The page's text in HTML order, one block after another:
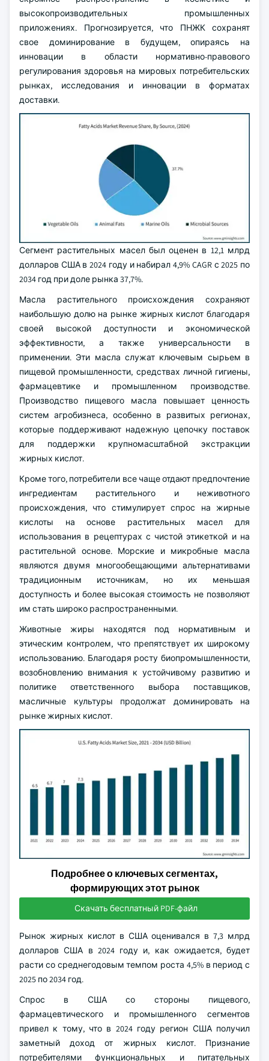
высокопроизводительных промышленных
приложениях. Прогнозируется, что ПНЖК сохранят
свое доминирование в будущем, опираясь на
инновации в области нормативно-правового
регулирования здоровья на мировых потребительских
рынках, исследования и инновации в форматах
доставки.
Сегмент растительных масел был оценен в 12,1 млрд
долларов США в 2024 году и набирал 4,9% CAGR с 2025 по
2034 год при доле рынка 37,7%.
Масла растительного происхождения сохраняют
наибольшую долю на рынке жирных кислот благодаря
своей высокой доступности и экономической
эффективности, а также универсальности в
применении. Эти масла служат ключевым сырьем в
пищевой промышленности, средствах личной гигиены,
фармацевтике и промышленном производстве.
Производство пищевого масла повышает ценность
систем агробизнеса, особенно в развитых регионах,
которые поддерживают надежную цепочку поставок
для поддержки крупномасштабной экстракции
жирных кислот.
Кроме того, потребители все чаще отдают предпочтение
ингредиентам растительного и неживотного
происхождения, что стимулирует спрос на жирные
кислоты на основе растительных масел для
использования в рецептурах с чистой этикеткой и на
растительной основе. Морские и микробные масла
являются двумя многообещающими альтернативами
традиционным источникам, но их меньшая
доступность и более высокая стоимость не позволяют
им стать широко распространенными.
Животные жиры находятся под нормативным и
этическим контролем, что препятствует их широкому
использованию. Благодаря росту биопромышленности,
возобновлению внимания к устойчивому развитию и
политике ответственного выбора поставщиков,
масличные культуры продолжат доминировать на
рынке жирных кислот.
Подробнее о ключевых сегментах,
формирующих этот рынок
Скачать бесплатный PDF-файл
Рынок жирных кислот в США оценивался в 7,3 млрд
долларов США в 2024 году и, как ожидается, будет
расти со среднегодовым темпом роста 4,5% в период с
2025 по 2034 год.
Спрос в США со стороны пищевого,
фармацевтического и промышленного сегментов
привел к тому, что в 2024 году регион США получил
заметный доход от жирных кислот. Признание
потребителями функциональных и питательных